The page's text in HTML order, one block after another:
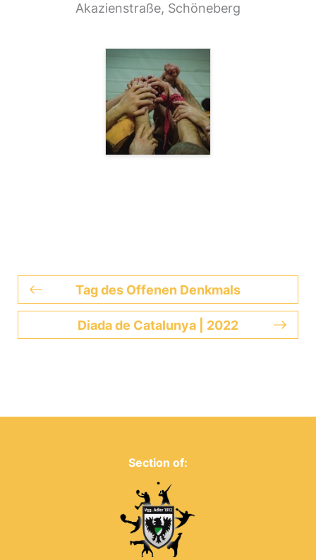
Akazienstraße, Schöneberg
Tag des Offenen Denkmals
Diada de Catalunya | 2022
Section of: